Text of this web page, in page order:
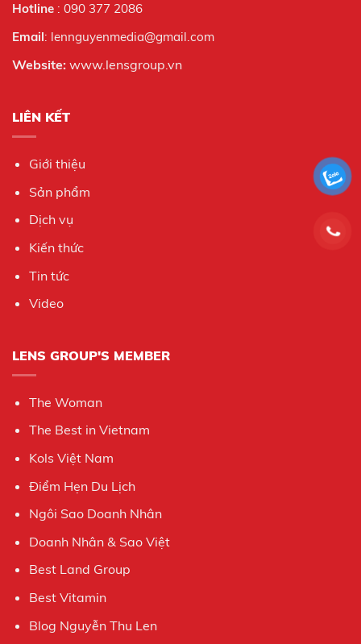
Hotline : 090 377 2086
Email: lennguyenmedia@gmail.com
Website: www.lensgroup.vn
LIÊN KẾT
Giới thiệu
Sản phẩm
Dịch vụ
Kiến thức
Tin tức
Video
LENS GROUP'S MEMBER
The Woman
The Best in Vietnam
Kols Việt Nam
Điểm Hẹn Du Lịch
Ngôi Sao Doanh Nhân
Doanh Nhân & Sao Việt
Best Land Group
Best Vitamin
Blog Nguyễn Thu Len